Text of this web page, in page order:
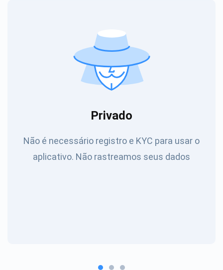
Privado
Não é necessário registro e KYC para usar o
aplicativo. Não rastreamos seus dados